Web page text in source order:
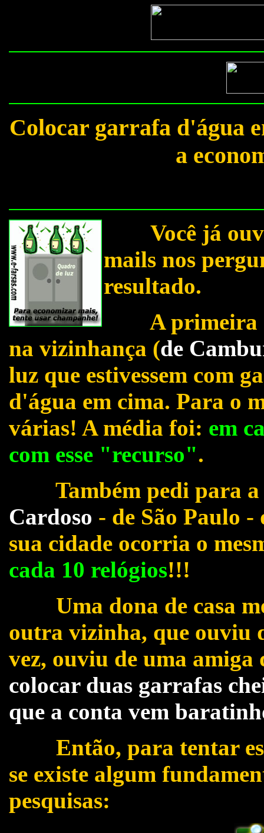
Colocar garrafa d'água
a
Você já
mails nos
resultado.
A primeira
na vizinhança (de
luz que estivessem com
d'água em cima. Para o
várias! A média foi: em
com esse "recurso".
Também pedi para a
Cardoso - de São Paulo -
sua cidade ocorria o
cada 10 relógios!!!
Uma dona de casa me
outra vizinha, que ouviu
vez, ouviu de uma
colocar duas garrafas
que a conta vem
Então, para tentar
se existe algum
pesquisas: